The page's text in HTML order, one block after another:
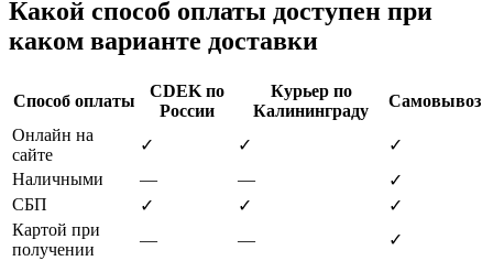
Какой способ оплаты доступен при
каком варианте доставки
Способ оплаты
CDEK по
России
Курьер по
Калининграду
Самовывоз
Онлайн на
сайте
✓ ✓
✓
Наличными
— —
✓
СБП
✓ ✓
✓
Картой при
получении
— —
✓